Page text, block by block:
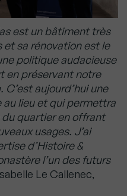
est un bâtiment très
sa rénovation est le
politique audacieuse
en préservant notre
aujourd’hui une
au lieu et qui permettra
du quartier en offrant
usages. J’ai
d’Histoire &
l’un des futurs
Le Callenec,